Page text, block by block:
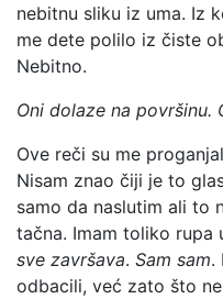
nebitnu sliku iz uma. Iz
me dete polilo iz čiste
Nebitno.
Oni dolaze na površinu.
Ove reči su me
Nisam znao čiji je to
samo da naslutim ali to
tačna. Imam toliko rupa
sve završava. Sam sam.
odbacili, već zato što